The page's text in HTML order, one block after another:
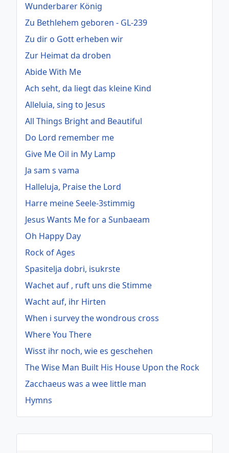
Wunderbarer König
Zu Bethlehem geboren - GL-239
Zu dir o Gott erheben wir
Zur Heimat da droben
Abide With Me
Ach seht, da liegt das kleine Kind
Alleluia, sing to Jesus
All Things Bright and Beautiful
Do Lord remember me
Give Me Oil in My Lamp
Ja sam s vama
Halleluja, Praise the Lord
Harre meine Seele-3stimmig
Jesus Wants Me for a Sunbaeam
Oh Happy Day
Rock of Ages
Spasitelja dobri, isukrste
Wachet auf , ruft uns die Stimme
Wacht auf, ihr Hirten
When i survey the wondrous cross
Where You There
Wisst ihr noch, wie es geschehen
The Wise Man Built His House Upon the Rock
Zacchaeus was a wee little man
Hymns